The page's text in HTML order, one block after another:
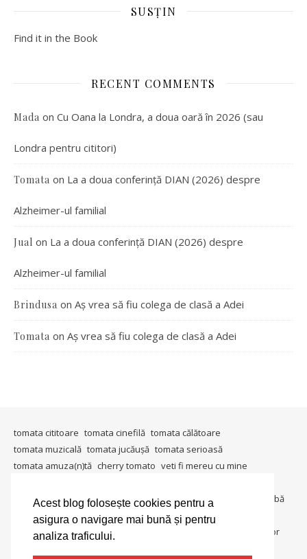
Acest blog folosește cookies pentru a
asigura o navigare mai bună și pentru
analiza traficului.
SUSȚIN
Find it in the Book
RECENT COMMENTS
Mada on Cu Oana la Londra, a doua oară în 2026 (sau
Londra pentru cititori)
Tomata on La a doua conferință DIAN (2026) despre
Alzheimer-ul familial
Jual on La a doua conferință DIAN (2026) despre
Alzheimer-ul familial
Brindusa on Aș vrea să fiu colega de clasă a Adei
Tomata on Aș vrea să fiu colega de clasă a Adei
tomata cititoare tomata cinefilă tomata călătoare
tomata muzicală tomata jucăușă tomata serioasă
tomata amuza(n)tă cherry tomato veti fi mereu cu mine
tomata gândeşte io, io şi iarăşi io metablogging
tomata întreabă
tomata in societate tomata colecționară tomata umanitara
tomata dedică tomata lucrează
tomata in lumina reflectoarelor